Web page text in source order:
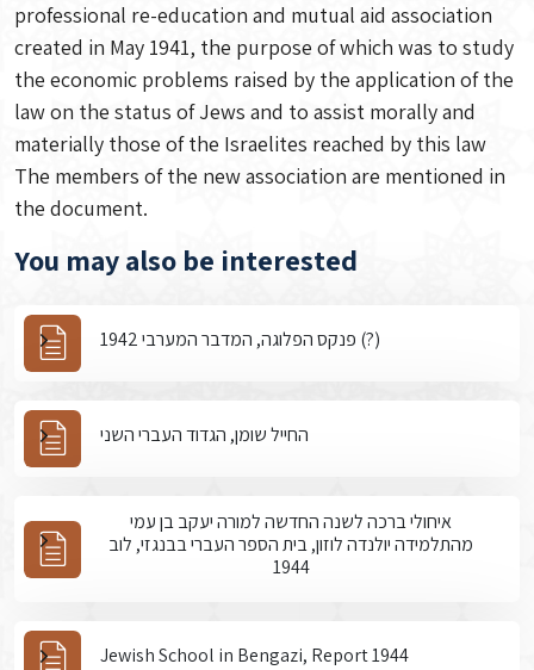
professional re-education and mutual aid association
created in May 1941, the purpose of which was to study
the economic problems raised by the application of the
law on the status of Jews and to assist morally and
materially those of the Israelites reached by this law
The members of the new association are mentioned in
the document.
You may also be interested
פנקס הפלוגה, המדבר המערבי 1942 (?)
החייל שומן, הגדוד העברי השני
איחולי ברכה לשנה החדשה למורה יעקב בן עמי
מהתלמידה יולנדה לוזון, בית הספר העברי בבנגזי, לוב
1944
Jewish School in Bengazi, Report 1944